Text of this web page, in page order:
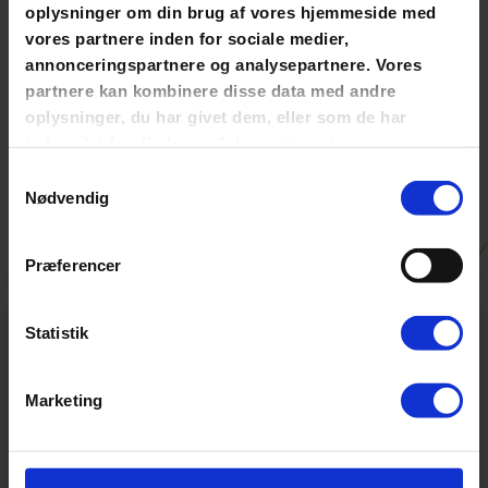
oplysninger om din brug af vores hjemmeside med
vores partnere inden for sociale medier,
annonceringspartnere og analysepartnere. Vores
partnere kan kombinere disse data med andre
oplysninger, du har givet dem, eller som de har
Nødvendig
Præferencer
Statistik
Marketing
Øget samarbejde og produktivitet i teamet
Højere trivsel og engagement
Et fælles sprog der øger effektiviteten
Øget psykologisk tryghed, gennem forståelse og tillid